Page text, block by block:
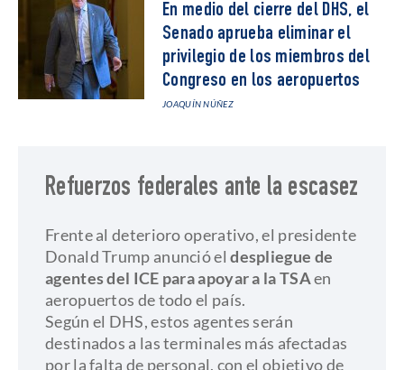
En medio del cierre del DHS, el
Senado aprueba eliminar el
privilegio de los miembros del
Congreso en los aeropuertos
JOAQUÍN NÚÑEZ
Refuerzos federales ante la escasez
Frente al deterioro operativo, el presidente
Donald Trump anunció eldespliegue de
agentes del ICE para apoyar a la TSAen
aeropuertos de todo el país.
Según el DHS, estos agentes serán
destinados a las terminales más afectadas
por la falta de personal, con el objetivo de